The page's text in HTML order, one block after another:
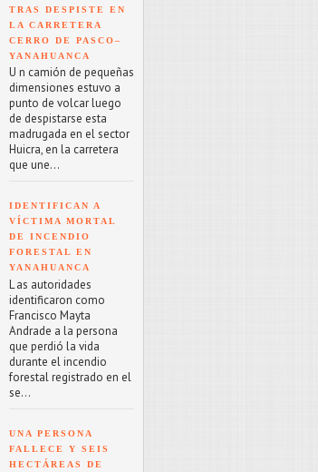
TRAS DESPISTE EN
LA CARRETERA
CERRO DE PASCO–
YANAHUANCA
U n camión de pequeñas
dimensiones estuvo a
punto de volcar luego
de despistarse esta
madrugada en el sector
Huicra, en la carretera
que une...
IDENTIFICAN A
VÍCTIMA MORTAL
DE INCENDIO
FORESTAL EN
YANAHUANCA
L as autoridades
identificaron como
Francisco Mayta
Andrade a la persona
que perdió la vida
durante el incendio
forestal registrado en el
se...
UNA PERSONA
FALLECE Y SEIS
HECTÁREAS DE